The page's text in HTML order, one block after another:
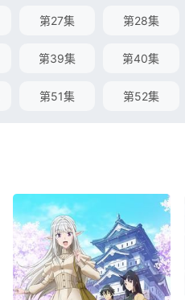
第27集 第28集
第39集 第40集
第51集 第52集